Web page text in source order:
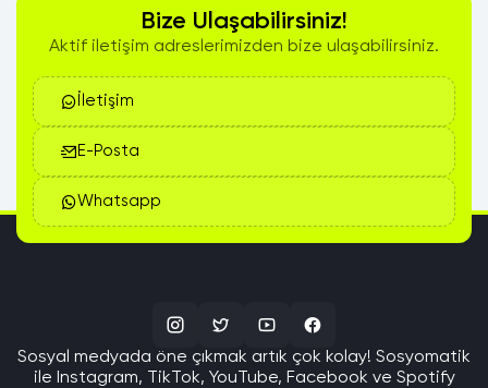
Bize Ulaşabilirsiniz!
Aktif iletişim adreslerimizden bize ulaşabilirsiniz.
İletişim
E-Posta
Whatsapp
Sosyal medyada öne çıkmak artık çok kolay! Sosyomatik
ile Instagram, TikTok, YouTube, Facebook ve Spotify